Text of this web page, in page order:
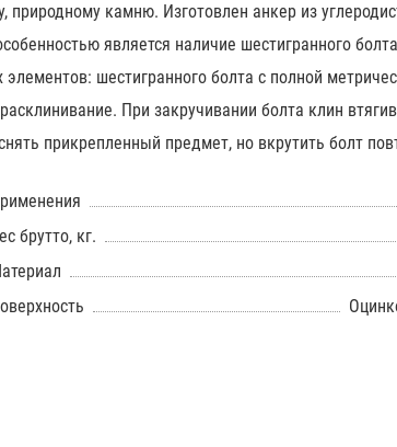
камню. Изготовлен анкер из
является наличие шестигранного
шестигранного болта с полной
При закручивании болта клин
прикрепленный предмет, но вкрутить болт
брутто, кг.